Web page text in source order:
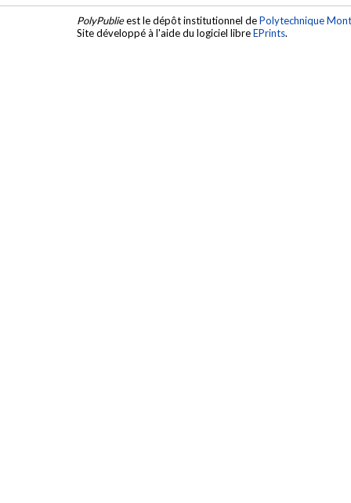
PolyPublieest le dépôt institutionnel dePolytechnique
Site développé à l'aide du logiciel libreEPrints.